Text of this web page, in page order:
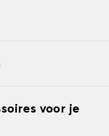
voor je